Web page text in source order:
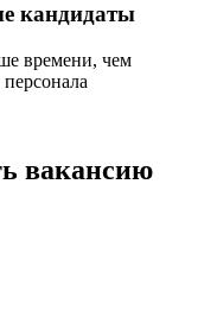
кандидаты
времени, чем
вакансию